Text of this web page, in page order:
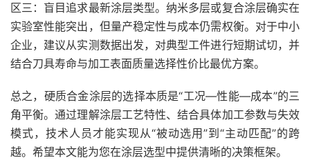
区三：盲目追求最新涂层类型。纳米多层或复合涂层确实在
实验室性能突出，但量产稳定性与成本仍需权衡。对于中小
企业，建议从实测数据出发，对典型工件进行短期试切，并
结合刀具寿命与加工表面质量选择性价比最优方案。
总之，硬质合金涂层的选择本质是“工况—性能—成本”的三
角平衡。通过理解涂层工艺特性、结合具体加工参数与失效
模式，技术人员才能实现从“被动选用”到“主动匹配”的跨
越。希望本文能为您在涂层选型中提供清晰的决策框架。